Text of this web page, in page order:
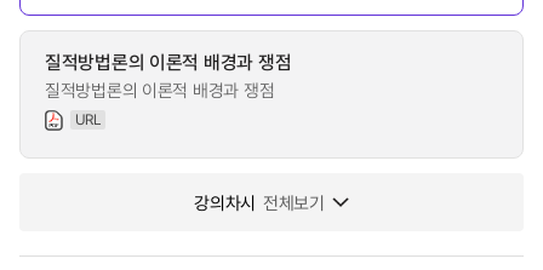
질적방법론의 이론적 배경과 쟁점
질적방법론의 이론적 배경과 쟁점
URL
강의차시 전체보기